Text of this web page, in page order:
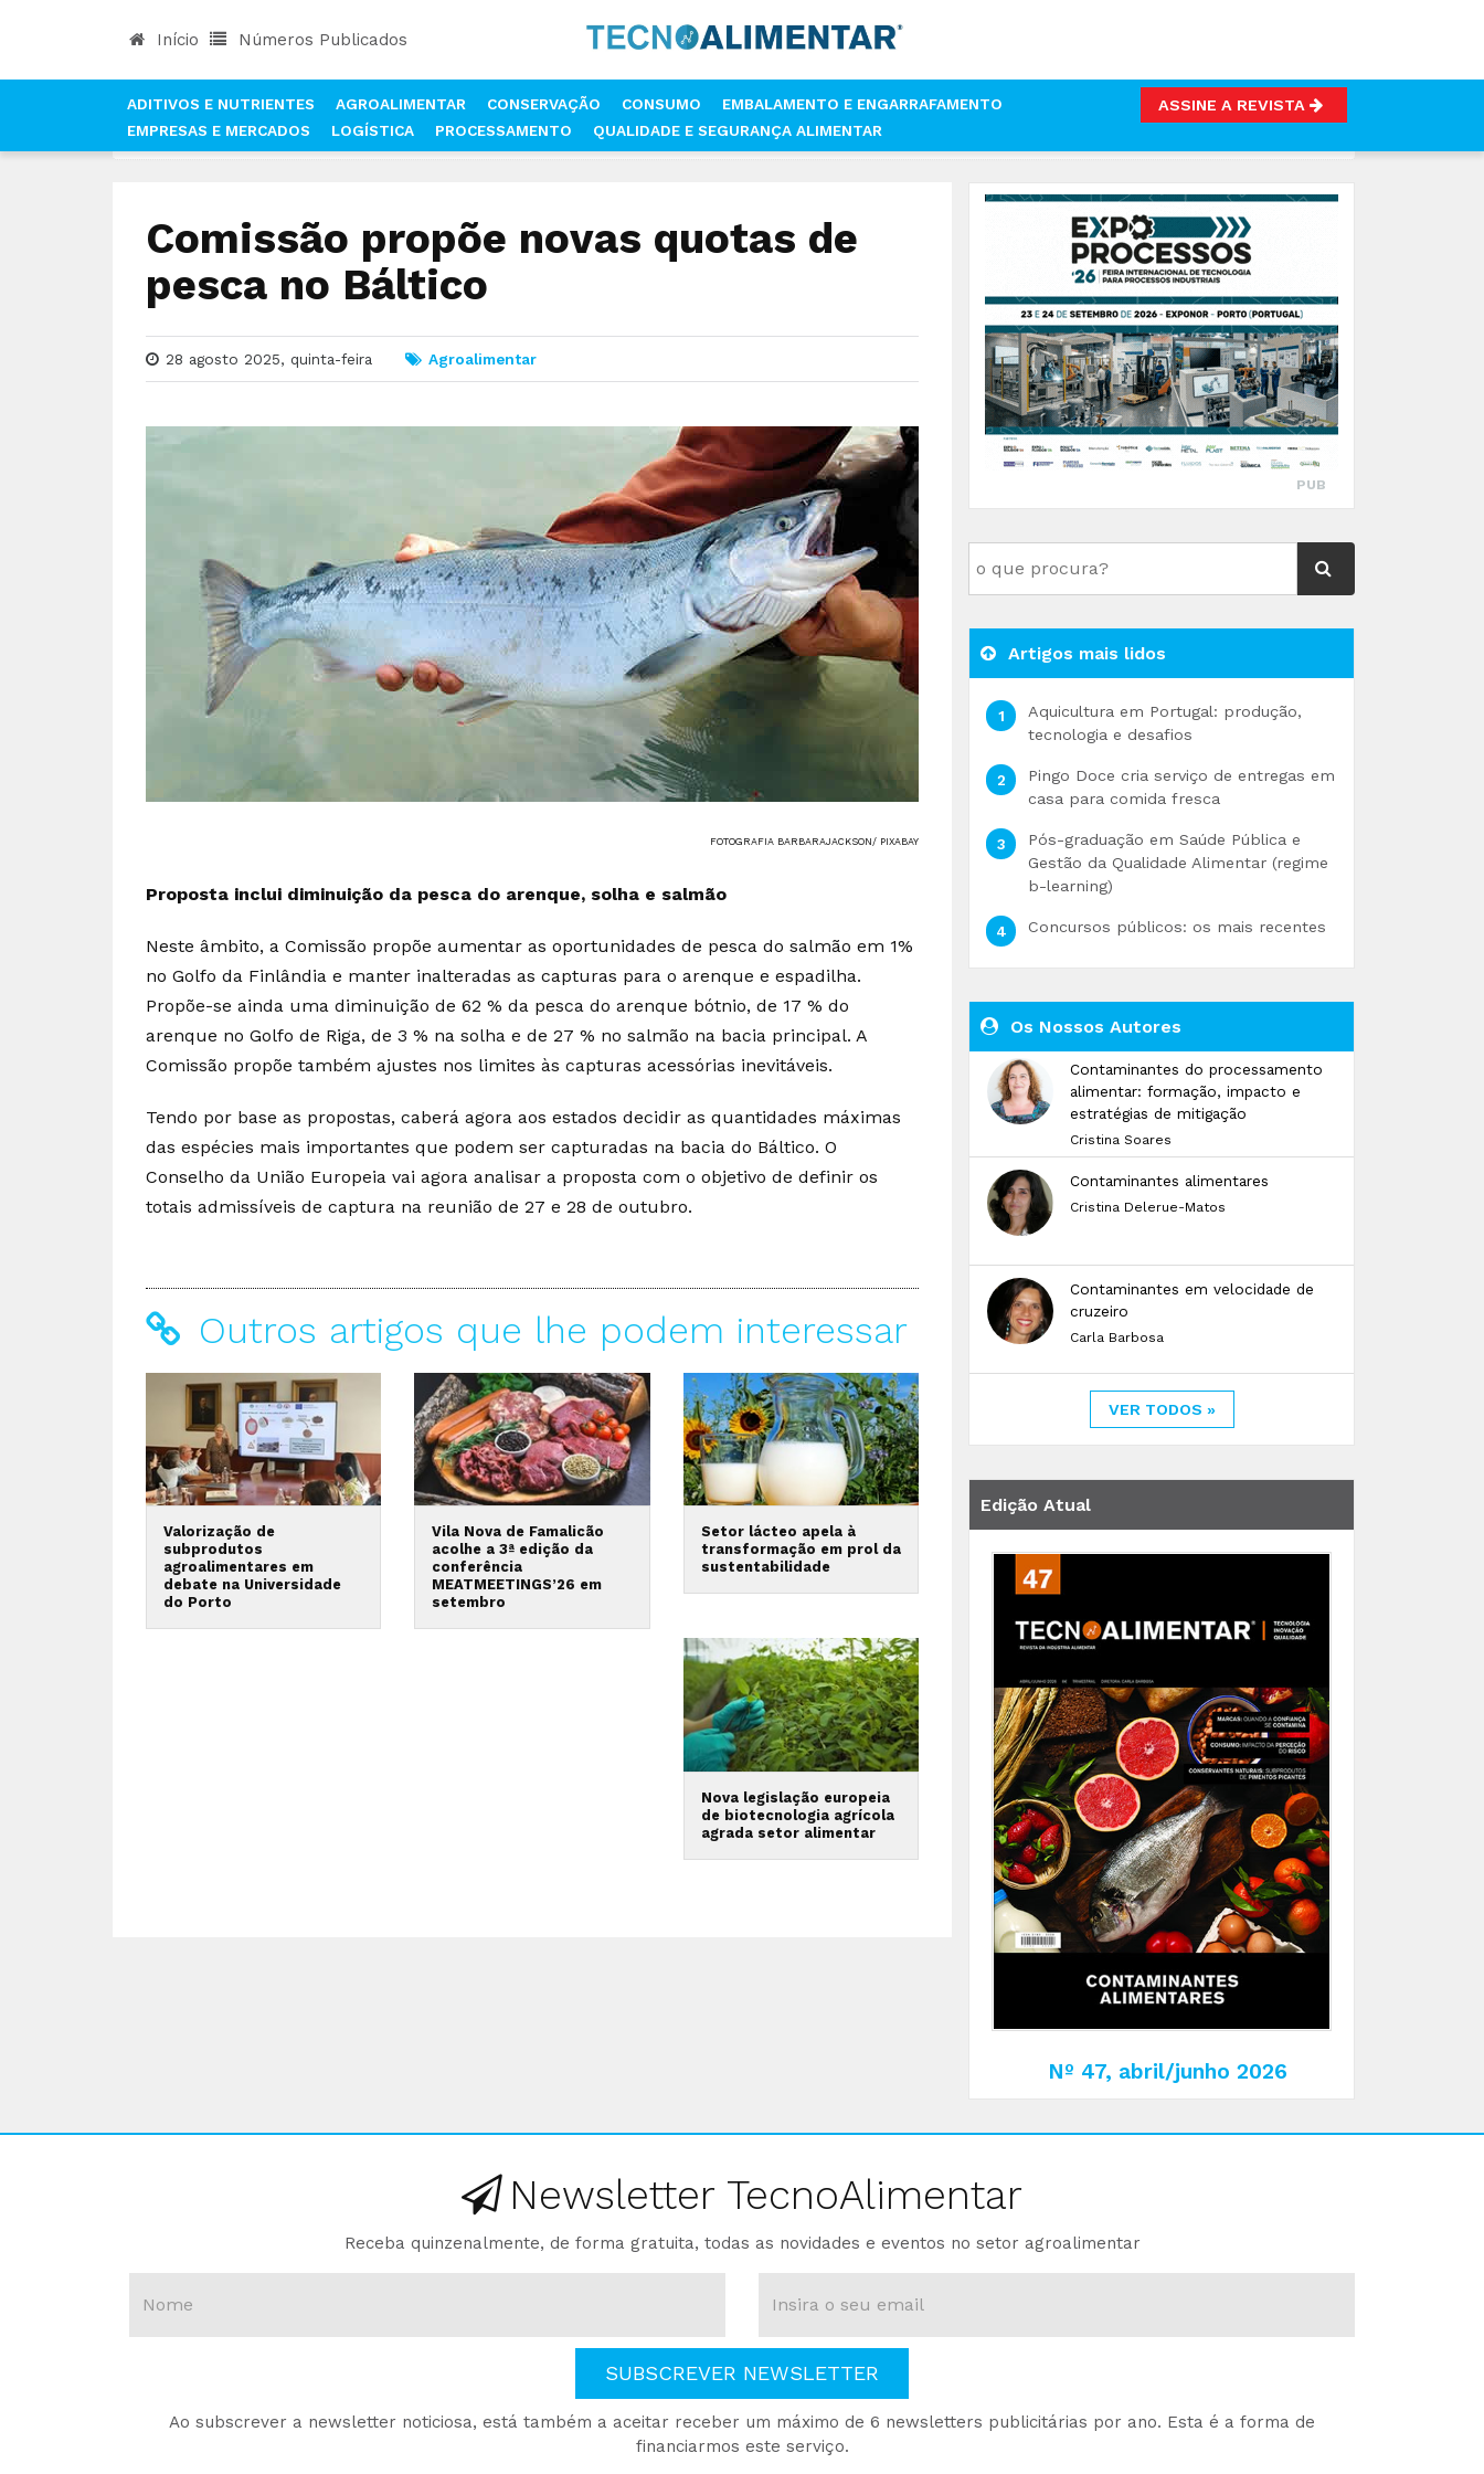
Início Números Publicados
ADITIVOS E NUTRIENTES AGROALIMENTAR CONSERVAÇÃO CONSUMO
EMBALAMENTO E ENGARRAFAMENTO
EMPRESAS E MERCADOS
LOGÍSTICA PROCESSAMENTO QUALIDADE E SEGURANÇA ALIMENTAR
ASSINE A REVISTA
COMISSÃO PROPÕE NOVAS QUOTAS DE PESCA NO BÁLTICO
Comissão propõe novas quotas de
pesca no Báltico
28 agosto 2025, quinta-feira Agroalimentar
FOTOGRAFIA BARBARAJACKSON/ PIXABAY
Proposta inclui diminuição da pesca do arenque, solha e salmão
Neste âmbito, a Comissão propõe aumentar as oportunidades de pesca do salmão em 1%
no Golfo da Finlândia e manter inalteradas as capturas para o arenque e espadilha.
Propõe-se ainda uma diminuição de 62 % da pesca do arenque bótnio, de 17 % do
arenque no Golfo de Riga, de 3 % na solha e de 27 % no salmão na bacia principal. A
Comissão propõe também ajustes nos limites às capturas acessórias inevitáveis.
Tendo por base as propostas, caberá agora aos estados decidir as quantidades máximas
das espécies mais importantes que podem ser capturadas na bacia do Báltico. O
Conselho da União Europeia vai agora analisar a proposta com o objetivo de definir os
totais admissíveis de captura na reunião de 27 e 28 de outubro.
Outros artigos que lhe podem interessar
Valorização de
subprodutos
agroalimentares em
debate na Universidade
do Porto
Vila Nova de Famalicão
acolhe a 3ª edição da
conferência
MEATMEETINGS’26 em
setembro
Setor lácteo apela à
transformação em prol da
sustentabilidade
Nova legislação europeia
de biotecnologia agrícola
agrada setor alimentar
PUB
Artigos mais lidos
Aquicultura em Portugal: produção,
tecnologia e desafios
Pingo Doce cria serviço de entregas em
casa para comida fresca
Pós-graduação em Saúde Pública e
Gestão da Qualidade Alimentar (regime
b-learning)
Concursos públicos: os mais recentes
Os Nossos Autores
Contaminantes do processamento
alimentar: formação, impacto e
estratégias de mitigação
Cristina Soares
Contaminantes alimentares
Cristina Delerue-Matos
Contaminantes em velocidade de
cruzeiro
Carla Barbosa
VER TODOS »
Edição Atual
Nº 47, abril/junho 2026
Newsletter TecnoAlimentar
Receba quinzenalmente, de forma gratuita, todas as novidades e eventos no setor agroalimentar
SUBSCREVER NEWSLETTER
Ao subscrever a newsletter noticiosa, está também a aceitar receber um máximo de 6 newsletters publicitárias por ano. Esta é a forma de
financiarmos este serviço.